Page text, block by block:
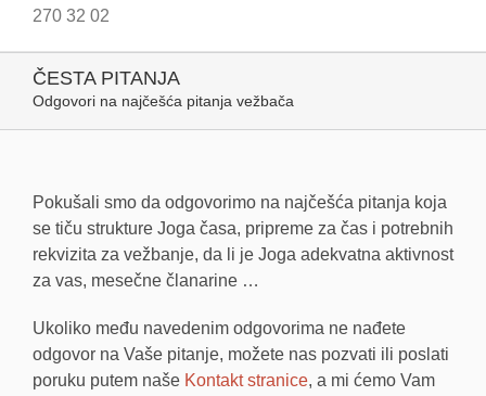
270 32 02
ČESTA PITANJA
Odgovori na najčešća pitanja vežbača
Pokušali smo da odgovorimo na najčešća pitanja koja
se tiču strukture Joga časa, pripreme za čas i potrebnih
rekvizita za vežbanje, da li je Joga adekvatna aktivnost
za vas, mesečne članarine …
Ukoliko među navedenim odgovorima ne nađete
odgovor na Vaše pitanje, možete nas pozvati ili poslati
poruku putem naše Kontakt stranice, a mi ćemo Vam